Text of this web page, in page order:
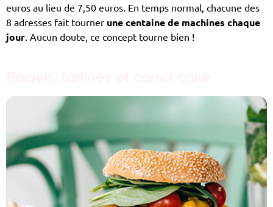
euros au lieu de 7,50 euros. En temps normal, chacune des
8 adresses fait tourner une centaine de machines chaque
jour. Aucun doute, ce concept tourne bien !